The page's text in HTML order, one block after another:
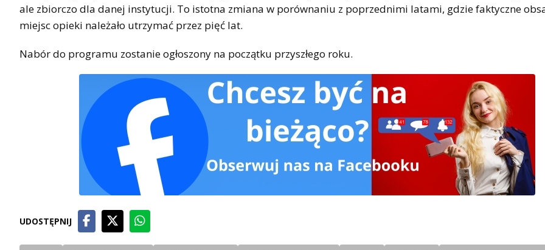
ale zbiorczo dla danej instytucji. To istotna zmiana w porównaniu z poprzednimi latami, gdzie faktyczne
miejsc opieki należało utrzymać przez pięć lat.
Nabór do programu zostanie ogłoszony na początku przyszłego roku.
UDOSTĘPNIJ